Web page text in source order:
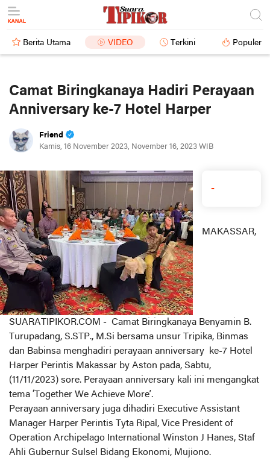
Berita Utama VIDEO Terkini Populer
Camat Biringkanaya Hadiri Perayaan
Anniversary ke-7 Hotel Harper
Friend
Kamis, 16 November 2023, November 16, 2023 WIB
-
MAKASSAR,
SUARATIPIKOR.COM - Camat Biringkanaya Benyamin B.
Turupadang, S.STP., M.Si bersama unsur Tripika, Binmas
dan Babinsa menghadiri perayaan anniversary ke-7 Hotel
Harper Perintis Makassar by Aston pada, Sabtu,
(11/11/2023) sore. Perayaan anniversary kali ini mengangkat
tema ‘Together We Achieve More’.
Perayaan anniversary juga dihadiri Executive Assistant
Manager Harper Perintis Tyta Ripal, Vice President of
Operation Archipelago International Winston J Hanes, Staf
Ahli Gubernur Sulsel Bidang Ekonomi, Mujiono.